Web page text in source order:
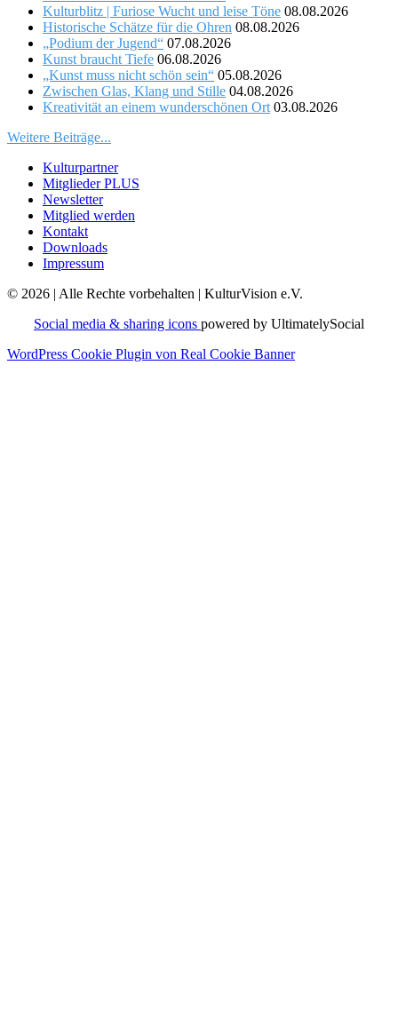
Kulturblitz | Furiose Wucht und leise Töne 08.08.2026
Historische Schätze für die Ohren 08.08.2026
„Podium der Jugend“ 07.08.2026
Kunst braucht Tiefe 06.08.2026
„Kunst muss nicht schön sein“ 05.08.2026
Zwischen Glas, Klang und Stille 04.08.2026
Kreativität an einem wunderschönen Ort 03.08.2026
Weitere Beiträge...
Kulturpartner
Mitglieder PLUS
Newsletter
Mitglied werden
Kontakt
Downloads
Impressum
© 2026 | Alle Rechte vorbehalten | KulturVision e.V.
Social media & sharing icons powered by UltimatelySocial
WordPress Cookie Plugin von Real Cookie Banner